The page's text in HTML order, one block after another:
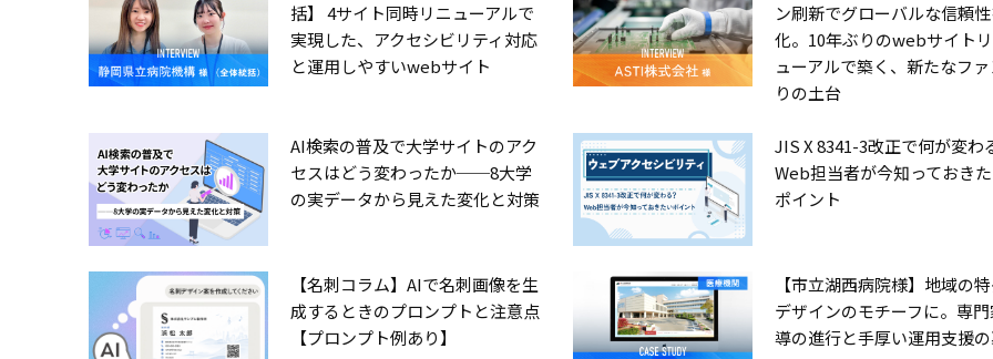
括】 4サイト同時リニューアルで
実現した、アクセシビリティ対応
と運用しやすいwebサイト
ン刷新でグローバルな信頼
化。10年ぶりのwebサイト
ューアルで築く、新たなフ
りの土台
AI検索の普及で大学サイトのアク
セスはどう変わったか──8大学
の実データから見えた変化と対策
JIS X 8341-3改正で何が変わ
Web担当者が今知っておき
ポイント
【名刺コラム】AIで名刺画像を生
成するときのプロンプトと注意点
【プロンプト例あり】
【市立湖西病院様】地域の
デザインのモチーフに。専
導の進行と手厚い運用支援